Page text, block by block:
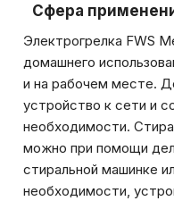
Сфера
Электрогрелка FWS
домашнего
и на рабочем месте.
устройство к сети и
необходимости.
можно при помощи
стиральной машинке
необходимости,